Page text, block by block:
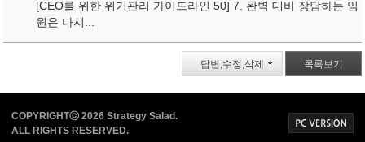
[CEO를 위한 위기관리 가이드라인 50] 7. 완벽 대비 장담하는 임
원은 다시...
답변,수정,삭제 목록보기
COPYRIGHTⓒ 2026 Strategy Salad.
ALL RIGHTS RESERVED.